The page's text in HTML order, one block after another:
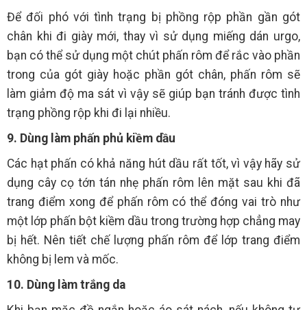
Để đối phó với tình trạng bị phồng rộp phần gần gót
chân khi đi giày mới, thay vì sử dụng miếng dán urgo,
bạn có thể sử dụng một chút phấn rôm để rắc vào phần
trong của gót giày hoặc phần gót chân, phấn rôm sẽ
làm giảm độ ma sát vì vậy sẽ giúp bạn tránh được tình
trạng phồng rộp khi đi lại nhiều.
9. Dùng làm phấn phủ kiềm dầu
Các hạt phấn có khả năng hút dầu rất tốt, vì vậy hãy sử
dụng cây cọ tớn tán nhẹ phấn rôm lên mặt sau khi đã
trang điểm xong để phấn rôm có thể đóng vai trò như
một lớp phấn bột kiềm dầu trong trường hợp chẳng may
bị hết. Nên tiết chế lượng phấn rôm để lớp trang điểm
không bị lem và mốc.
10. Dùng làm trắng da